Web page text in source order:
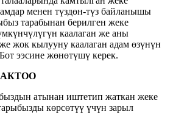
менен түздөн-түз байланышы
тарабынан берилген жеке
каалаган же аны
жок кылууну каалаган адам өзүнүн
ээсине жөнөтүшү керек.
атынан иштетип жаткан жеке
көрсөтүү үчүн зарыл